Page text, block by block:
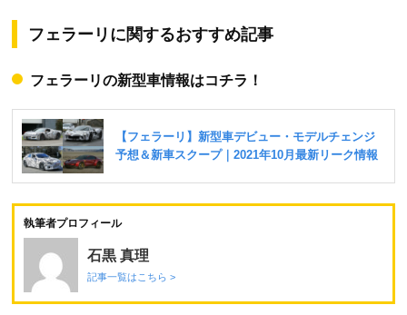
フェラーリに関するおすすめ記事
フェラーリの新型車情報はコチラ！
執筆者プロフィール
石黒 真理
記事一覧はこちら >